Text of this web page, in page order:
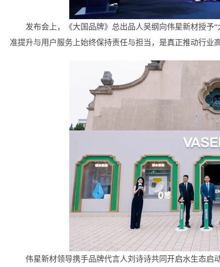
发布会上，《大国品牌》总出品人吴纲向伟星新材授予
准提升与用户服务上始终保持责任与担当，是真正推动行业
伟星新材领导携手品牌代言人刘诗诗共同开启水生态启